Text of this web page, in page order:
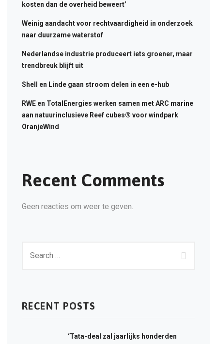
kosten dan de overheid beweert’
Weinig aandacht voor rechtvaardigheid in onderzoek
naar duurzame waterstof
Nederlandse industrie produceert iets groener, maar
trendbreuk blijft uit
Shell en Linde gaan stroom delen in een e-hub
RWE en TotalEnergies werken samen met ARC marine
aan natuurinclusieve Reef cubes® voor windpark
OranjeWind
Recent Comments
Geen reacties om weer te geven.
RECENT POSTS
‘Tata-deal zal jaarlijks honderden